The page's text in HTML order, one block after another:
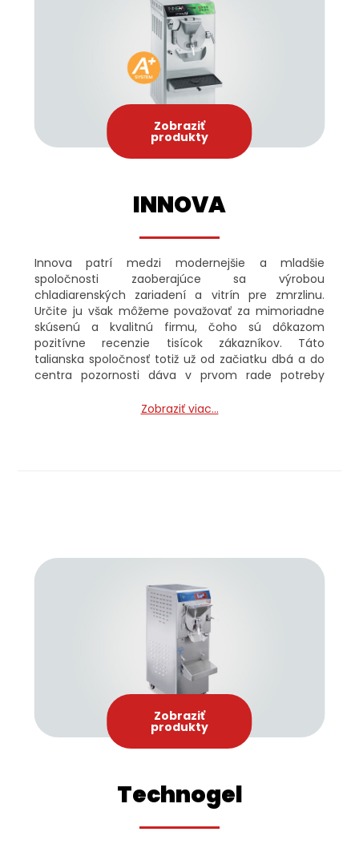
Zobraziť
produkty
INNOVA
Innova patrí medzi modernejšie a mladšie
spoločnosti zaoberajúce sa výrobou
chladiarenských zariadení a vitrín pre zmrzlinu.
Určite ju však môžeme považovať za mimoriadne
skúsenú a kvalitnú firmu, čoho sú dôkazom
pozitívne recenzie tisícok zákazníkov. Táto
talianska spoločnosť totiž už od začiatku dbá a do
centra pozornosti dáva v prvom rade potreby
efektívnym a jednoducho použiteľným strojom
Zobraziť viac...
Zobraziť
produkty
Technogel